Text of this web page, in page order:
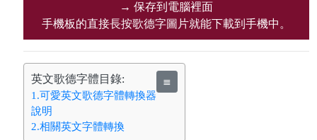
→ 保存到電腦裡面
手機板的直接長按歌德字圖片就能下載到手機中。
英文歌德字體目錄: ≣
1.可愛英文歌德字體轉換器
說明
2.相關英文字體轉換